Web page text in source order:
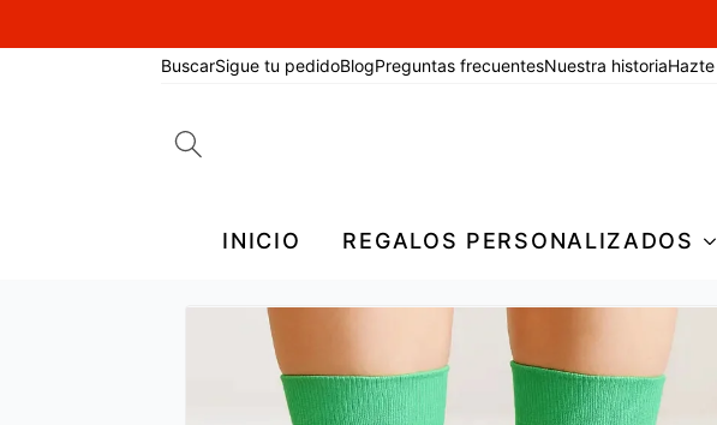
BuscarSigue tu pedidoBlogPreguntas frecuentesNuestra historia
INICIO REGALOS PERSONALIZADOS